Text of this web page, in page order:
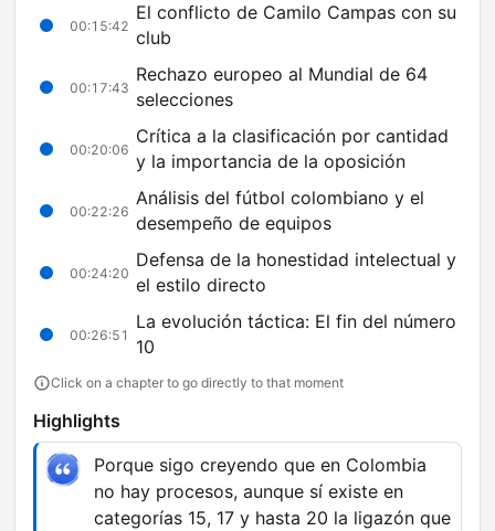
00:15:42
El conflicto de Camilo Campas con su
club
00:17:43
Rechazo europeo al Mundial de 64
selecciones
00:20:06
Crítica a la clasificación por cantidad
y la importancia de la oposición
00:22:26
Análisis del fútbol colombiano y el
desempeño de equipos
00:24:20
Defensa de la honestidad intelectual y
el estilo directo
00:26:51
La evolución táctica: El fin del número
10
Click on a chapter to go directly to that moment
Highlights
Porque sigo creyendo que en Colombia
no hay procesos, aunque sí existe en
categorías 15, 17 y hasta 20 la ligazón que